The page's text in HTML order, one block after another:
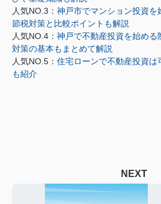
人気NO.3： 神戸市でマンション投資
節税対策と比較ポイントも解説
人気NO.4： 神戸で不動産投資を始める
対策の基本もまとめて解説
人気NO.5： 住宅ローンで不動産投資は
も紹介
NEXT